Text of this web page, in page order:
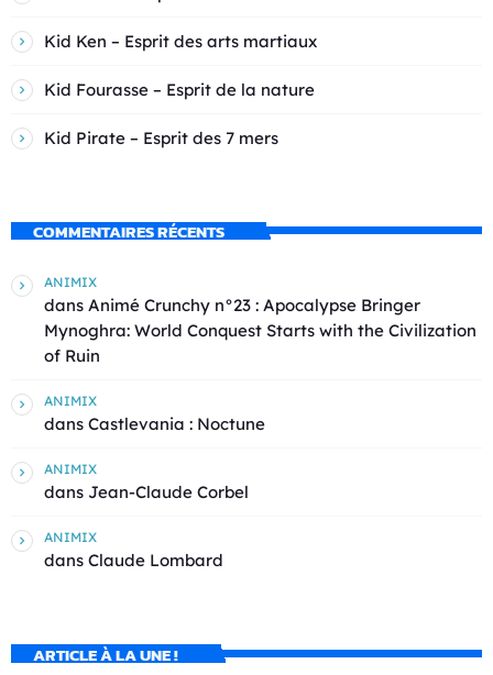
Kid Ken – Esprit des arts martiaux
Kid Fourasse – Esprit de la nature
Kid Pirate – Esprit des 7 mers
COMMENTAIRES RÉCENTS
ANIMIX
dans Animé Crunchy n°23 : Apocalypse Bringer
Mynoghra: World Conquest Starts with the Civilization
of Ruin
ANIMIX
dans Castlevania : Noctune
ANIMIX
dans Jean-Claude Corbel
ANIMIX
dans Claude Lombard
ARTICLE À LA UNE !